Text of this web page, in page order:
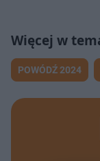
POWÓDŹ 2024